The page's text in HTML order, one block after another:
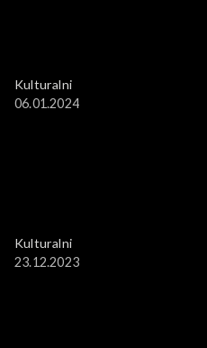
Kulturalni
06.01.2024
Kulturalni
23.12.2023